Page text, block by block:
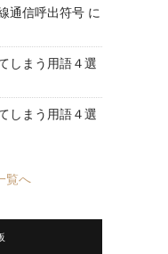
通信呼出符号 に
しまう用語４選
しまう用語４選
覧へ